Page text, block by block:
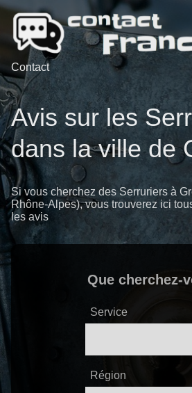
Contact
Avis sur les
dans la ville de
Si vous cherchez des Serruriers à
Rhône-Alpes), vous trouverez ici
les avis
Que cherchez-
Service
Région